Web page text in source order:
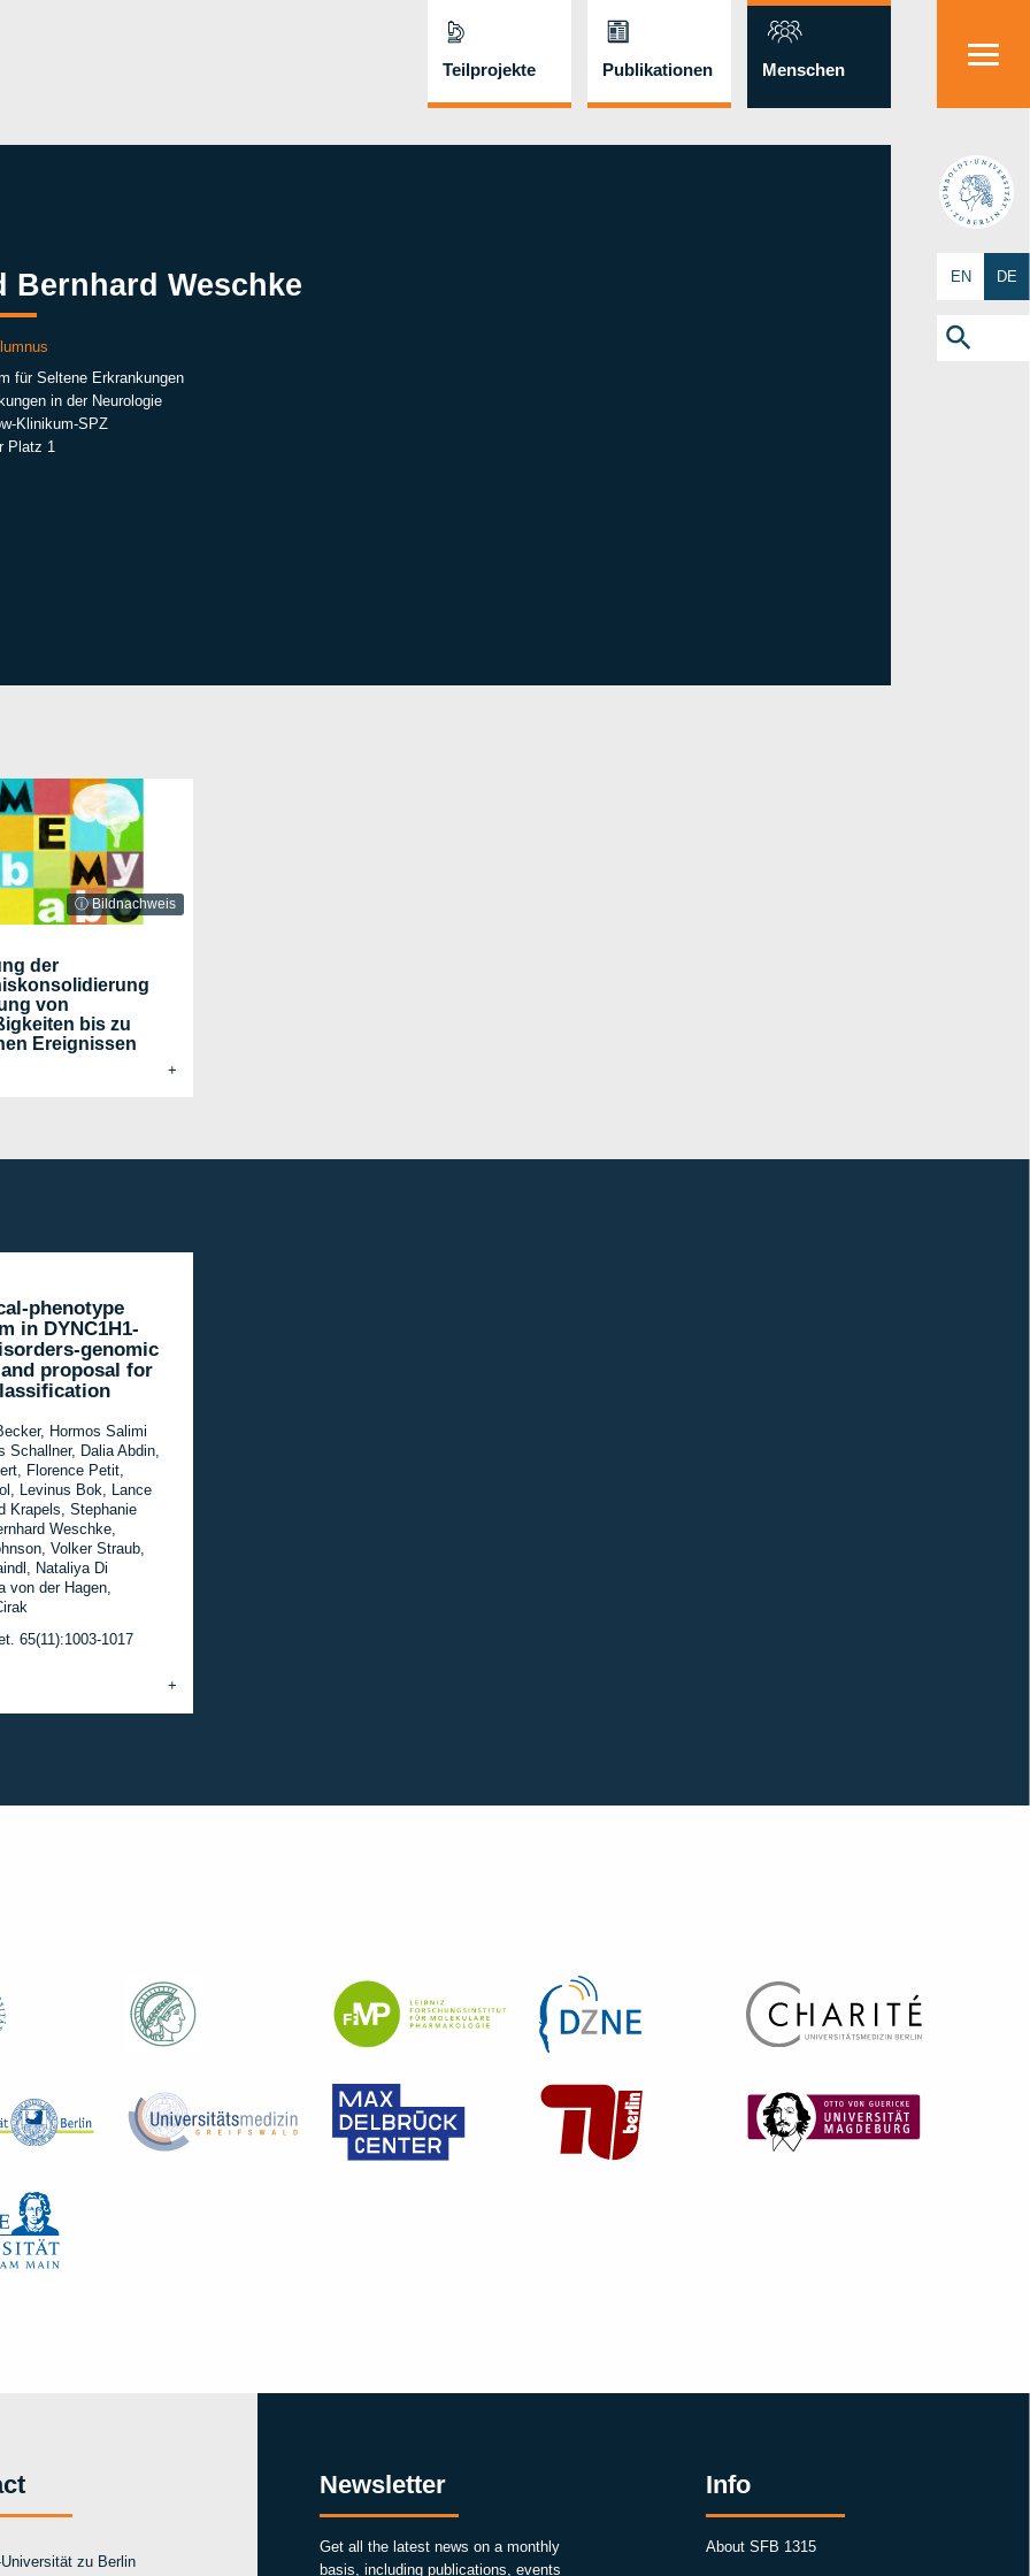
Teilprojekte Publikationen Menschen
HU
EN DE
Bernhard Weschke
für Seltene Erkrankungen
in der Neurologie
Klinikum-SPZ
Platz 1
ⓘ Bildnachweis
der
von
bis zu
Ereignissen
phenotype
in DYNC1H1-
genomic
proposal for
Hormos Salimi
Schallner, Dalia Abdin,
Florence Petit,
Levinus Bok, Lance
Krapels, Stephanie
Weschke,
Volker Straub,
Nataliya Di
von der Hagen,
65(11):1003-1017
zu Berlin
Newsletter
Get all the latest news on a monthly
basis, including publications, events
Info
About SFB 1315